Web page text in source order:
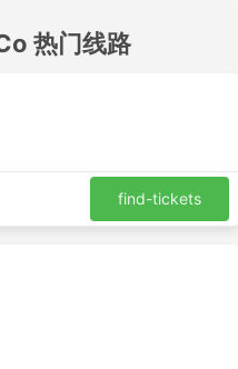
热门车站
覆盖的主要车站包括:
热门线路
find-tickets